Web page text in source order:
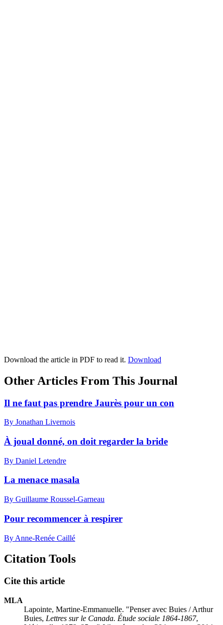
Download the article in PDF to read it. Download
Other Articles From This Journal
Il ne faut pas prendre Jaurès pour un con
By Jonathan Livernois
À joual donné, on doit regarder la bride
By Daniel Letendre
La menace masala
By Guillaume Roussel-Garneau
Pour recommencer à respirer
By Anne-Renée Caillé
Citation Tools
Cite this article
MLA
Lapointe, Martine-Emmanuelle. "Penser avec Buies / Arthur
Buies, Lettres sur le Canada. Étude sociale 1864-1867,